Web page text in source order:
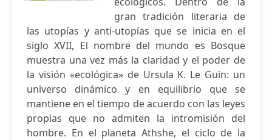
gran tradición literaria de
las utopías y anti-utopías que se inicia en el
siglo XVII, El nombre del mundo es Bosque
muestra una vez más la claridad y el poder de
la visión «ecológica» de Ursula K. Le Guin: un
universo dinámico y en equilibrio que se
mantiene en el tiempo de acuerdo con las leyes
propias que no admiten la intromisión del
hombre. En el planeta Athshe, el ciclo de la